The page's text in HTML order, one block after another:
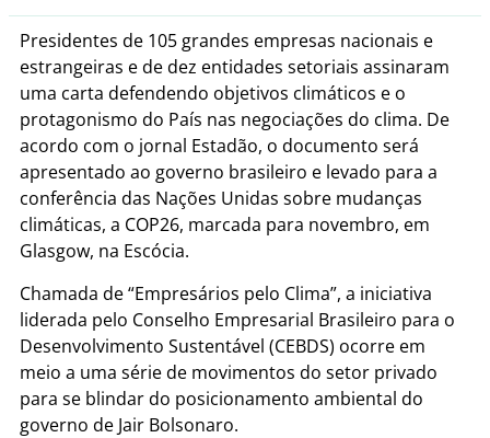
Presidentes de 105 grandes empresas nacionais e
estrangeiras e de dez entidades setoriais assinaram
uma carta defendendo objetivos climáticos e o
protagonismo do País nas negociações do clima. De
acordo com o jornal Estadão, o documento será
apresentado ao governo brasileiro e levado para a
conferência das Nações Unidas sobre mudanças
climáticas, a COP26, marcada para novembro, em
Glasgow, na Escócia.
Chamada de “Empresários pelo Clima”, a iniciativa
liderada pelo Conselho Empresarial Brasileiro para o
Desenvolvimento Sustentável (CEBDS) ocorre em
meio a uma série de movimentos do setor privado
para se blindar do posicionamento ambiental do
governo de Jair Bolsonaro.